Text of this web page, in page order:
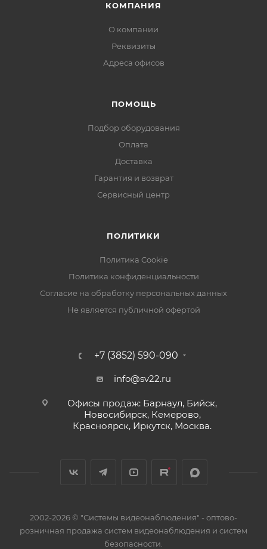
КОМПАНИЯ
О компании
Реквизиты
Адреса офисов
ПОМОЩЬ
Подбор оборудования
Оплата
Доставка
Гарантия и возврат
Сервисный центр
ПОЛИТИКИ
Политика Cookie
Политика конфиденциальности
Согласие на обработку персональных данных
Не является публичной офертой
+7 (3852) 590-090
info@sv22.ru
Офисы продаж: Барнаул, Бийск,
Новосибирск, Кемерово,
Красноярск, Иркутск, Москва.
2002-2026 © "Системы видеонаблюдения" - оптово-
розничная продажа систем видеонаблюдения и систем
безопасности.